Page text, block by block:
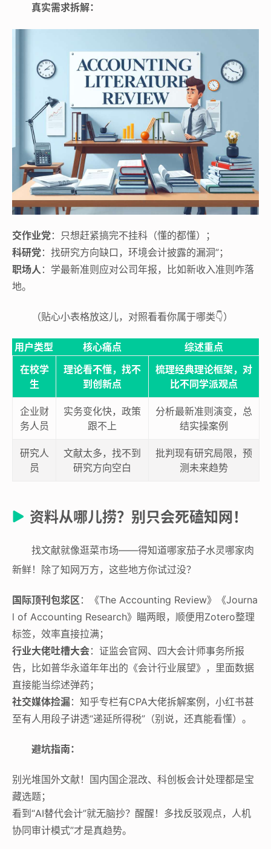
真实需求拆解：
交作业党：只想赶紧搞完不挂科（懂的都懂）；
科研党：找研究方向缺口，环境会计披露的漏洞”；
职场人 ：学最新准则应对公司年报，比如新收入准则咋落
地。
（贴心小表格放这儿，对照看看你属于哪类👇）
用户类型 核心痛点
综述重点
在校学
生
理论看不懂，找不
到创新点
梳理经典理论框架，对
比不同学派观点
企业财
务人员
实务变化快，政策
跟不上
分析最新准则演变，总
结实操案例
研究人
员
文献太多，找不到
研究方向空白
批判现有研究局限，预
测未来趋势
资料从哪儿捞？别只会死磕知网！
找文献就像逛菜市场——得知道哪家茄子水灵哪家肉
新鲜！除了知网万方，这些地方你试过没？
国际顶刊包浆区 ：《The Accounting Review》《Journa
l of Accounting Research》瞄两眼，顺便用Zotero整理
标签，效率直接拉满；
行业大佬吐槽大会：证监会官网、四大会计师事务所报
告，比如普华永道年年出的《会计行业展望》，里面数据
直接能当综述弹药；
社交媒体捡漏：知乎专栏有CPA大佬拆解案例，小红书甚
至有人用段子讲透“递延所得税”（别说，还真能看懂）。
避坑指南：
别光堆国外文献！国内国企混改、科创板会计处理都是宝
藏选题；
看到“AI替代会计”就无脑抄？醒醒！多找反驳观点，人机
协同审计模式”才是真趋势。